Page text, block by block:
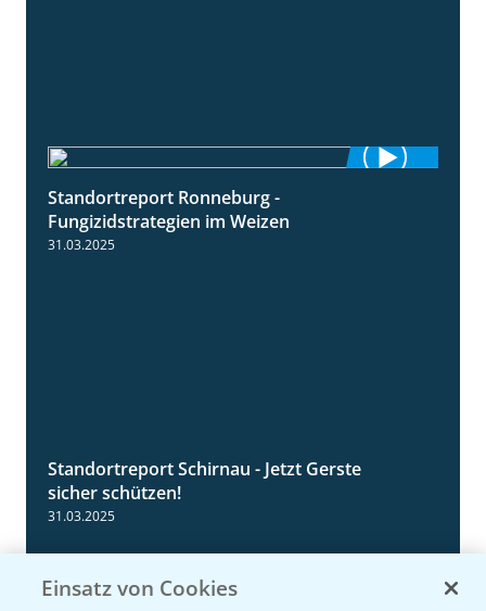
Standortreport Ronneburg -
Fungizidstrategien im Weizen
31.03.2025
Standortreport Schirnau - Jetzt Gerste
sicher schützen!
Einsatz von Cookies